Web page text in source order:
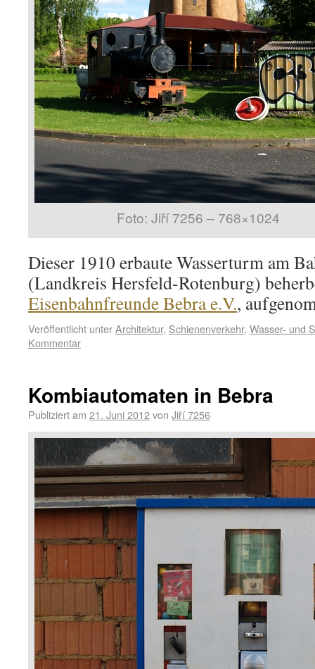
Foto: Jiří 7256 – 768×1024
Dieser 1910 erbaute Wasserturm am
(Landkreis Hersfeld-Rotenburg)
Eisenbahnfreunde Bebra e.V.,
Veröffentlicht unterArchitektur, Schienenverkehr, Wasser- und
Kommentar
Kombiautomaten in Bebra
Publiziert am 21. Juni 2012von Jiří 7256